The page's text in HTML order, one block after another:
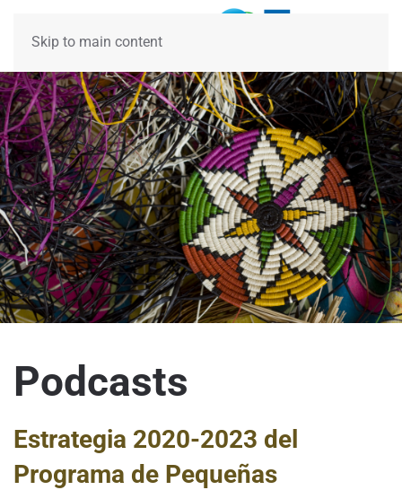
Skip to main content
Podcasts
Estrategia 2020-2023 del
Programa de Pequeñas